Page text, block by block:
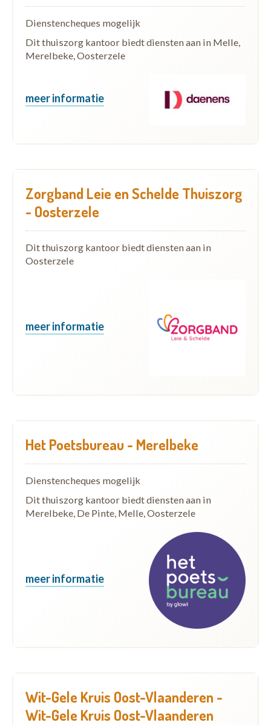
Dienstencheques mogelijk
Dit thuiszorg kantoor biedt diensten aan in Melle,
Merelbeke, Oosterzele
meer informatie
Zorgband Leie en Schelde Thuiszorg
- Oosterzele
Dit thuiszorg kantoor biedt diensten aan in
Oosterzele
meer informatie
Het Poetsbureau - Merelbeke
Dienstencheques mogelijk
Dit thuiszorg kantoor biedt diensten aan in
Merelbeke, De Pinte, Melle, Oosterzele
meer informatie
Wit-Gele Kruis Oost-Vlaanderen -
Wit-Gele Kruis Oost-Vlaanderen